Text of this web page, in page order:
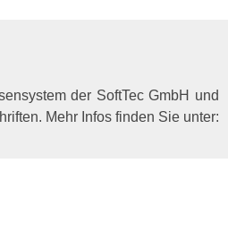
der SoftTec GmbH und
Mehr Infos finden Sie unter: